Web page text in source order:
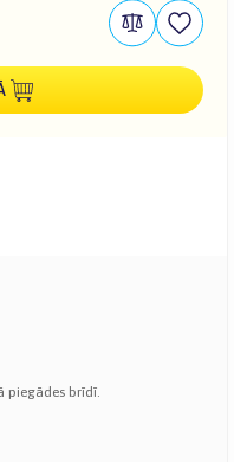
piegādes brīdī.